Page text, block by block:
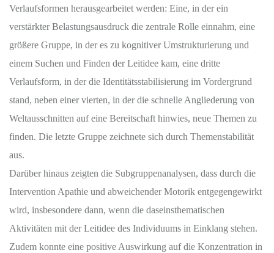
Verlaufsformen herausgearbeitet werden: Eine, in der ein
verstärkter Belastungsausdruck die zentrale Rolle einnahm, eine
größere Gruppe, in der es zu kognitiver Umstrukturierung und
einem Suchen und Finden der Leitidee kam, eine dritte
Verlaufsform, in der die Identitätsstabilisierung im Vordergrund
stand, neben einer vierten, in der die schnelle Angliederung von
Weltausschnitten auf eine Bereitschaft hinwies, neue Themen zu
finden. Die letzte Gruppe zeichnete sich durch Themenstabilität
aus.
Darüber hinaus zeigten die Subgruppenanalysen, dass durch die
Intervention Apathie und abweichender Motorik entgegengewirkt
wird, insbesondere dann, wenn die daseinsthematischen
Aktivitäten mit der Leitidee des Individuums in Einklang stehen.
Zudem konnte eine positive Auswirkung auf die Konzentration in